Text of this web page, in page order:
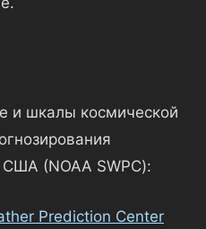
и шкалы космической
(NOAA SWPC):
Prediction Center